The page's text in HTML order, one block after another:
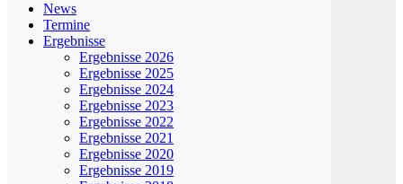
News
Termine
Ergebnisse
Ergebnisse 2026
Ergebnisse 2025
Ergebnisse 2024
Ergebnisse 2023
Ergebnisse 2022
Ergebnisse 2021
Ergebnisse 2020
Ergebnisse 2019